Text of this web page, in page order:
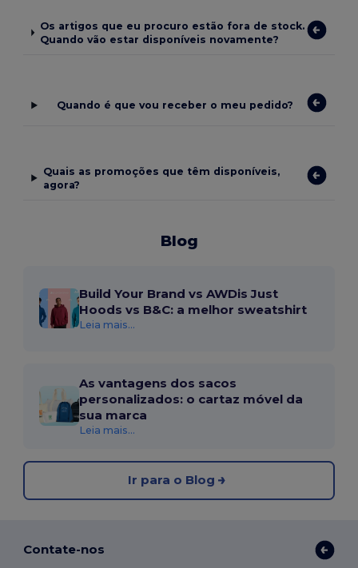
Os artigos que eu procuro estão fora de stock.
Quando vão estar disponíveis novamente?
Quando é que vou receber o meu pedido?
Quais as promoções que têm disponíveis,
agora?
Blog
Build Your Brand vs AWDis Just
Hoods vs B&C: a melhor sweatshirt
Leia mais...
As vantagens dos sacos
personalizados: o cartaz móvel da
sua marca
Leia mais...
Ir para o Blog
Contate-nos